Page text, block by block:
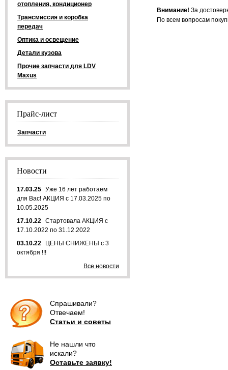
Внимание! За
По всем вопросам
отопления, кондиционер
Трансмиссия и коробка
передач
Оптика и освещение
Детали кузова
Прочие запчасти для LDV
Maxus
Прайс-лист
Запчасти
Новости
17.03.25 Уже 16 лет работаем
для Вас! АКЦИЯ с 17.03.2025 по
10.05.2025
17.10.22 Стартовала АКЦИЯ с
17.10.2022 по 31.12.2022
03.10.22
ЦЕНЫ СНИЖЕНЫ с 3
октября !!!
Все новости
Спрашивали?
Отвечаем!
Статьи и советы
Не нашли что
искали?
Оставьте заявку!